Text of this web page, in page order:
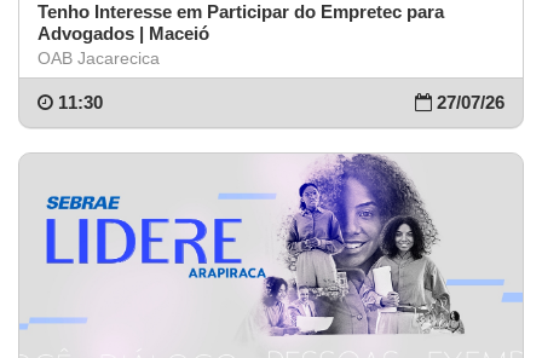
Tenho Interesse em Participar do Empretec para
Advogados | Maceió
OAB Jacarecica
27/07/26
11:30